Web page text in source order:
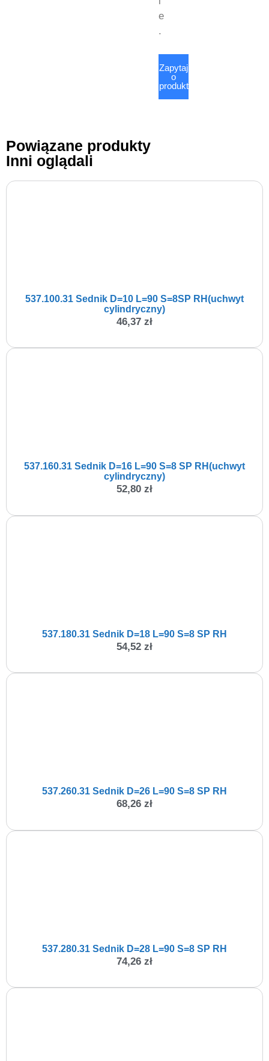
e
.
Zapytaj
o
produkt
Powiązane produkty
Inni oglądali
537.100.31 Sednik D=10 L=90 S=8SP RH(uchwyt
cylindryczny)
46,37 zł
537.160.31 Sednik D=16 L=90 S=8 SP RH(uchwyt
cylindryczny)
52,80 zł
537.180.31 Sednik D=18 L=90 S=8 SP RH
54,52 zł
537.260.31 Sednik D=26 L=90 S=8 SP RH
68,26 zł
537.280.31 Sednik D=28 L=90 S=8 SP RH
74,26 zł